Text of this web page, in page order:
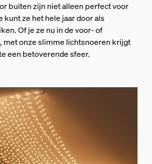
buiten zijn niet alleen perfect voor
kunt ze het hele jaar door als
Of je ze nu in de voor- of
met onze slimme lichtsnoeren krijgt
een betoverende sfeer.